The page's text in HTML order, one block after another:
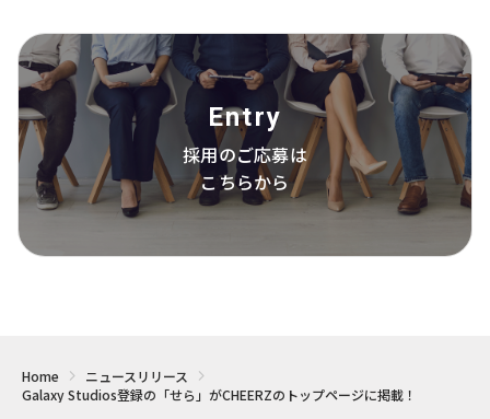
Entry
採用のご応募は
こちらから
Home
ニュースリリース
Galaxy Studios登録の「せら」がCHEERZのトップページに掲載！